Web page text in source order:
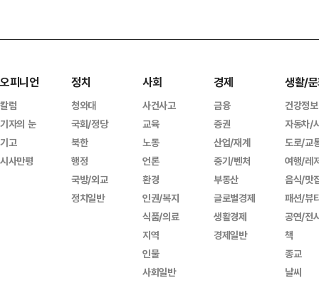
오피니언
칼럼
기자의 눈
기고
시사만평
정치
청와대
국회/정당
북한
행정
국방/외교
정치일반
사회
사건사고
교육
노동
언론
환경
인권/복지
식품/의료
지역
인물
사회일반
경제
금융
증권
산업/재계
중기/벤처
부동산
글로벌경제
생활경제
경제일반
생활/
건강정보
자동차/
도로/교
여행/레
음식/맛
패션/뷰
공연/전
책
종교
날씨